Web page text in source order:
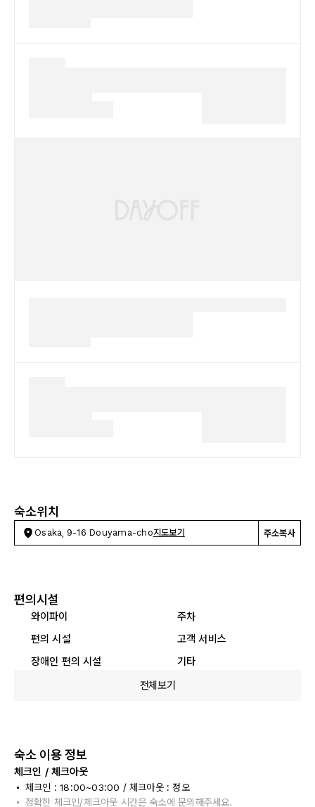
숙소위치
Osaka, 9-16 Douyama-cho지도보기 주소복사
편의시설
와이파이
주차
편의 시설
고객 서비스
장애인 편의 시설
기타
전체보기
숙소 이용 정보
체크인 / 체크아웃
체크인 : 18:00~03:00 / 체크아웃 : 정오
정확한 체크인/체크아웃 시간은 숙소에 문의해주세요.